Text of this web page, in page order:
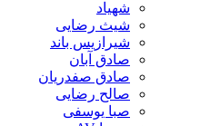
شیث رضایی
شیرازیس باند
صادق آبان
صادق صفدریان
صالح رضایی
صبا یوسفی